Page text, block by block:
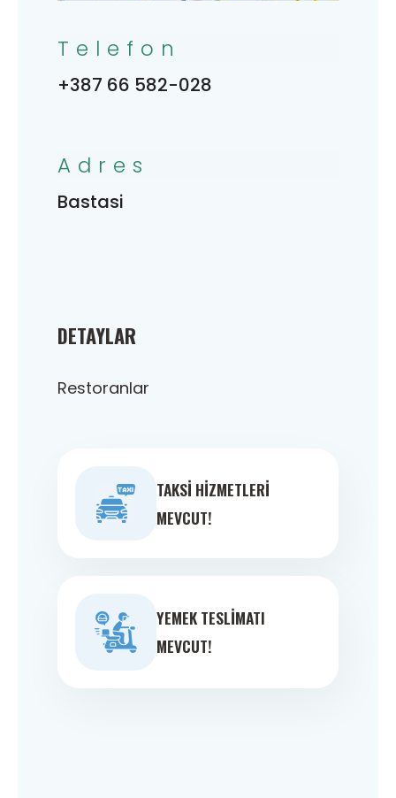
DETAYLAR
Restoranlar
TAKSI HIZMETLERI
MEVCUT!
YEMEK TESLIMATI
MEVCUT!
Telefon
+387 66 582-028
Adres
Bastasi